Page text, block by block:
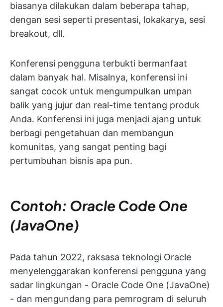
biasanya dilakukan dalam beberapa tahap,
dengan sesi seperti presentasi, lokakarya, sesi
breakout, dll.
Konferensi pengguna terbukti bermanfaat
dalam banyak hal. Misalnya, konferensi ini
sangat cocok untuk mengumpulkan umpan
balik yang jujur dan real-time tentang produk
Anda. Konferensi ini juga menjadi ajang untuk
berbagi pengetahuan dan membangun
komunitas, yang sangat penting bagi
pertumbuhan bisnis apa pun.
Contoh: Oracle Code One
(JavaOne)
Pada tahun 2022, raksasa teknologi Oracle
menyelenggarakan konferensi pengguna yang
sadar lingkungan - Oracle Code One (JavaOne)
- dan mengundang para pemrogram di seluruh